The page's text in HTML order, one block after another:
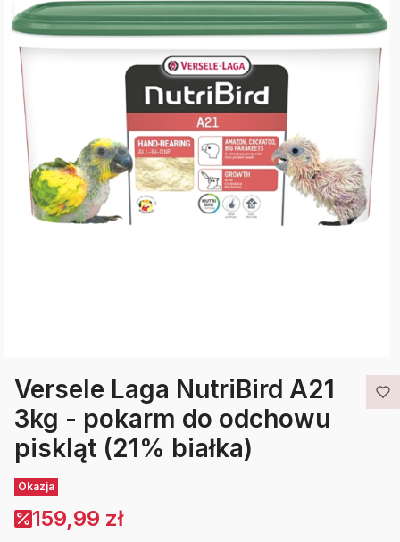
Versele Laga NutriBird A21
3kg - pokarm do odchowu
piskląt (21% białka)
Etykiety
Okazja
159,99 zł